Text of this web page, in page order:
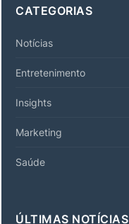
CATEGORIAS
Notícias
Entretenimento
Insights
Marketing
Saúde
ÚLTIMAS NOTÍCIAS